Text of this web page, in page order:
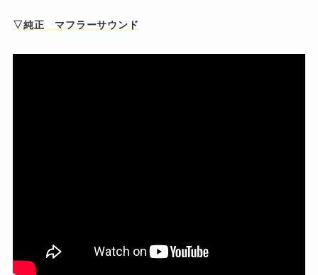
▽純正 マフラーサウンド